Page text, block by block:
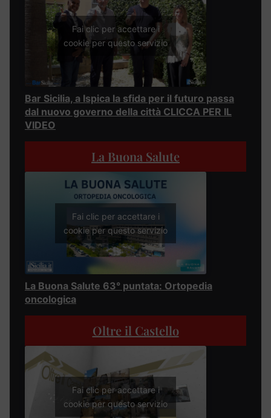
Fai clic per accettare i
cookie per questo servizio
Bar Sicilia, a Ispica la sfida per il futuro passa
dal nuovo governo della città CLICCA PER IL
VIDEO
La Buona Salute
Fai clic per accettare i
cookie per questo servizio
La Buona Salute 63° puntata: Ortopedia
oncologica
Oltre il Castello
Fai clic per accettare i
cookie per questo servizio